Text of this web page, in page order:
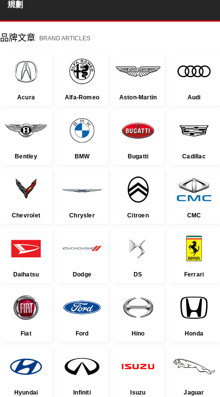
規劃
品牌文章 BRAND ARTICLES
Acura Alfa-Romeo Aston-Martin Audi
Bentley BMW Bugatti Cadillac
Chevrolet Chrysler Citroen CMC
Daihatsu Dodge DS Ferrari
Fiat Ford Hino Honda
Hyundai Infiniti Isuzu Jaguar